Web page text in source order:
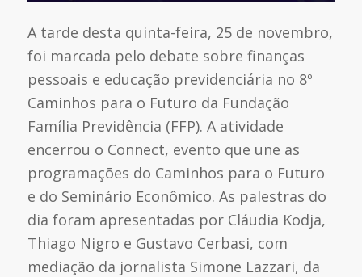
A tarde desta quinta-feira, 25 de novembro,
foi marcada pelo debate sobre finanças
pessoais e educação previdenciária no 8º
Caminhos para o Futuro da Fundação
Família Previdência (FFP). A atividade
encerrou o Connect, evento que une as
programações do Caminhos para o Futuro
e do Seminário Econômico. As palestras do
dia foram apresentadas por Cláudia Kodja,
Thiago Nigro e Gustavo Cerbasi, com
mediação da jornalista Simone Lazzari, da